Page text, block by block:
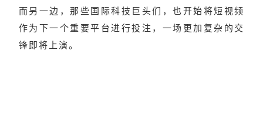
而另一边，那些国际科技巨头们，也开始将短视频
作为下一个重要平台进行投注，一场更加复杂的交
锋即将上演。